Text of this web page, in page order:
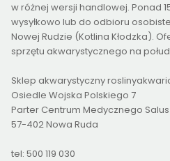
w różnej wersji handlowej. Ponad
wysyłkowo lub do odbioru
Nowej Rudzie (Kotlina Kłodzka).
sprzętu akwarystycznego na
Sklep akwarystyczny
Osiedle Wojska Polskiego 7
Parter Centrum Medycznego Salus
57-402 Nowa Ruda
tel: 500 119 030